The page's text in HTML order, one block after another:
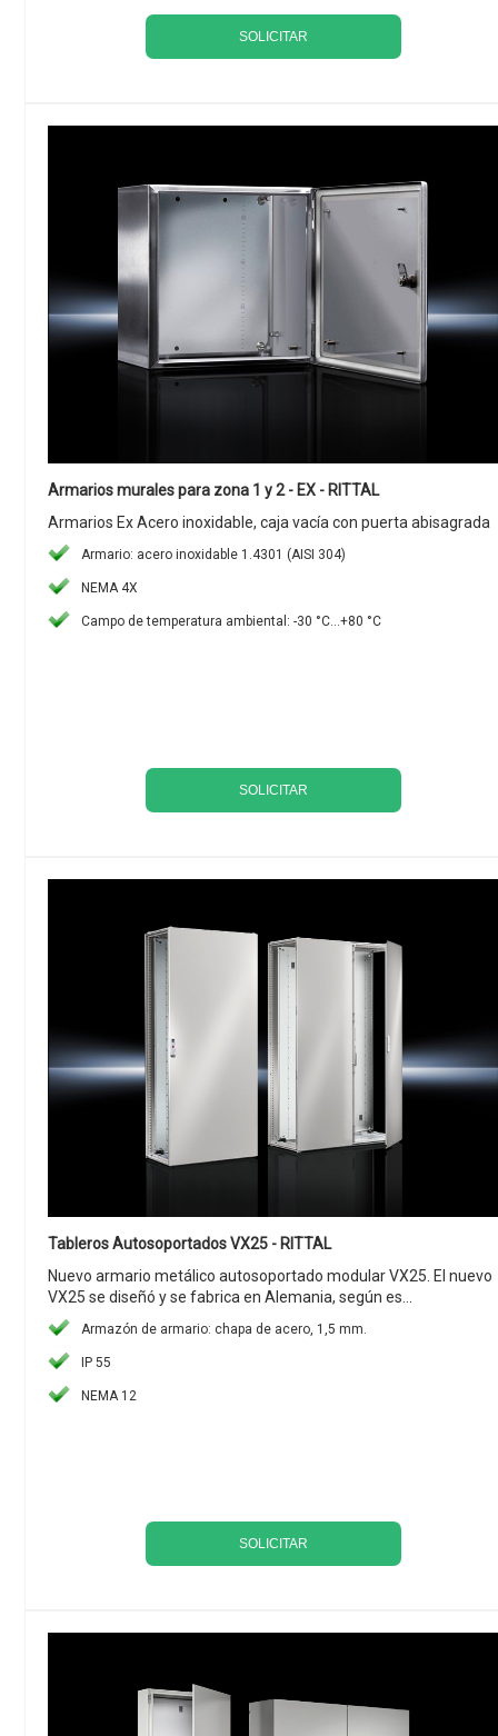
SOLICITAR
Armarios murales para zona 1 y 2 - EX - RITTAL
Armarios Ex Acero inoxidable, caja vacía con puerta abisagrada
Armario: acero inoxidable 1.4301 (AISI 304)
NEMA 4X
Campo de temperatura ambiental: -30 °C...+80 °C
SOLICITAR
Tableros Autosoportados VX25 - RITTAL
Nuevo armario metálico autosoportado modular VX25. El nuevo
VX25 se diseñó y se fabrica en Alemania, según es...
Armazón de armario: chapa de acero, 1,5 mm.
IP 55
NEMA 12
SOLICITAR